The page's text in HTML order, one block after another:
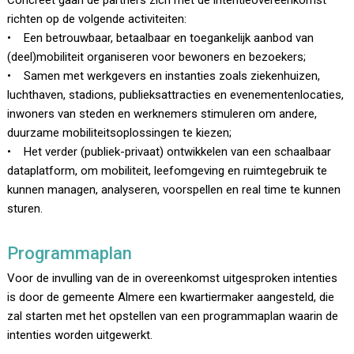
richten op de volgende activiteiten:
• Een betrouwbaar, betaalbaar en toegankelijk aanbod van
(deel)mobiliteit organiseren voor bewoners en bezoekers;
• Samen met werkgevers en instanties zoals ziekenhuizen,
luchthaven, stadions, publieksattracties en evenementenlocaties,
inwoners van steden en werknemers stimuleren om andere,
duurzame mobiliteitsoplossingen te kiezen;
• Het verder (publiek-privaat) ontwikkelen van een schaalbaar
dataplatform, om mobiliteit, leefomgeving en ruimtegebruik te
kunnen managen, analyseren, voorspellen en real time te kunnen
sturen.
Programmaplan
Voor de invulling van de in overeenkomst uitgesproken intenties
is door de gemeente Almere een kwartiermaker aangesteld, die
zal starten met het opstellen van een programmaplan waarin de
intenties worden uitgewerkt.